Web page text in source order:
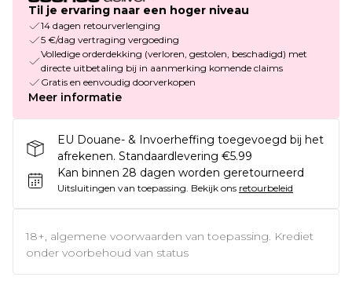
Til je ervaring naar een hoger niveau
14 dagen retourverlenging
5 €/dag vertraging vergoeding
Volledige orderdekking (verloren, gestolen, beschadigd) met
directe uitbetaling bij in aanmerking komende claims
Gratis en eenvoudig doorverkopen
Meer informatie
EU Douane- & Invoerheffing toegevoegd bij het
afrekenen. Standaardlevering €5.99
Kan binnen 28 dagen worden geretourneerd
Uitsluitingen van toepassing. Bekijk ons retourbeleid
18+, algemene voorwaarden van toepassing. Krediet
onder voorbehoud van status